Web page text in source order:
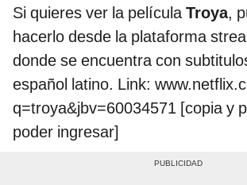
Si quieres ver la películaTroya,
hacerlo desde la plataforma
donde se encuentra con
español latino. Link:
q=troya&jbv=60034571 [copia y
poder ingresar]